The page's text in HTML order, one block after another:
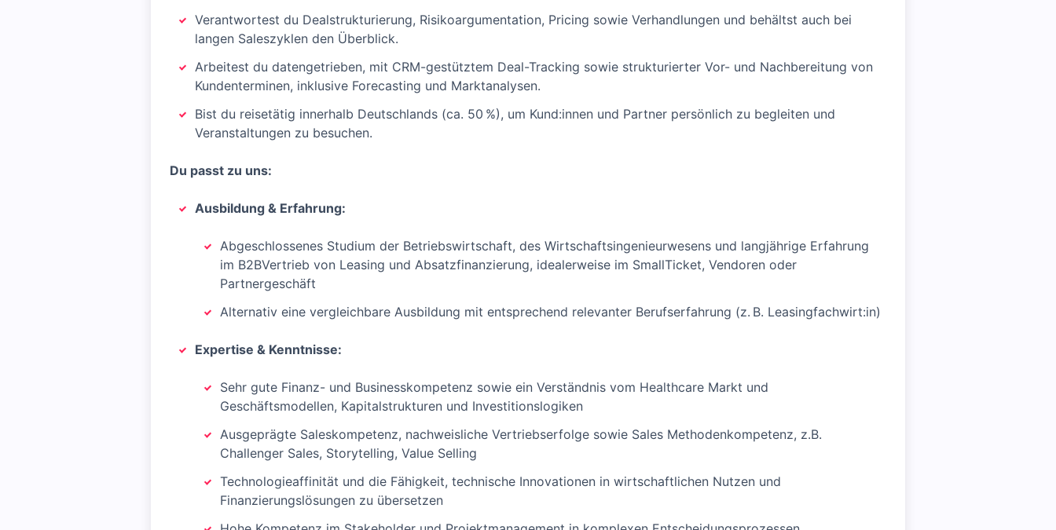
Verantwortest du Dealstrukturierung, Risikoargumentation, Pricing sowie Verhandlungen und behältst auch bei
langen Saleszyklen den Überblick.
Arbeitest du datengetrieben, mit CRM-gestütztem Deal-Tracking sowie strukturierter Vor- und Nachbereitung von
Kundenterminen, inklusive Forecasting und Marktanalysen.
Bist du reisetätig innerhalb Deutschlands (ca. 50 %), um Kund:innen und Partner persönlich zu begleiten und
Veranstaltungen zu besuchen.
Du passt zu uns:
Ausbildung & Erfahrung:
Abgeschlossenes Studium der Betriebswirtschaft, des Wirtschaftsingenieurwesens und langjährige Erfahrung
im B2BVertrieb von Leasing und Absatzfinanzierung, idealerweise im SmallTicket, Vendoren oder
Partnergeschäft
Alternativ eine vergleichbare Ausbildung mit entsprechend relevanter Berufserfahrung (z. B. Leasingfachwirt:in)
Expertise & Kenntnisse:
Sehr gute Finanz- und Businesskompetenz sowie ein Verständnis vom Healthcare Markt und
Geschäftsmodellen, Kapitalstrukturen und Investitionslogiken
Ausgeprägte Saleskompetenz, nachweisliche Vertriebserfolge sowie Sales Methodenkompetenz, z.B.
Challenger Sales, Storytelling, Value Selling
Technologieaffinität und die Fähigkeit, technische Innovationen in wirtschaftlichen Nutzen und
Finanzierungslösungen zu übersetzen